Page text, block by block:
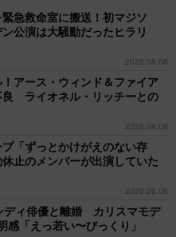
法師みたい」と続出した
。「#エイプリルフー
た投稿とはいえ、ビック
ごめんなさい」と返し、
の進化が止まらない」と
希さん！可愛い」「4/1で
らずおふざけがリアル」
で本場の三線を学び、
急救命室に搬送！初マジソ
公演は大騒動だったヒラリ
2026.08.08
アース・ウィンド＆ファイア
良 ライオネル・リッチーとの
2026.08.08
「ずっとかけがえのない存
止のメンバーが出演していた
2026.08.08
ディ俳優と離婚 カリスマモデ
「えっ若い〜びっくり」